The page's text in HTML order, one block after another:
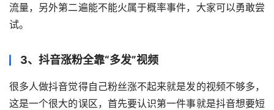
流量，另外第二遍能不能火属于概率事件，大家可以勇敢尝
试。
3、抖音涨粉全靠“多发”视频
很多人做抖音觉得自己粉丝涨不起来就是发的视频不够多，
这是一个很大的误区，首先要认识第一件事就是抖音想要短